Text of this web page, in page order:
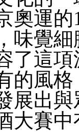
奧運
味覺
了這
的風
展出
大賽